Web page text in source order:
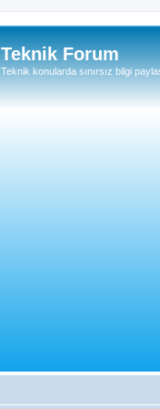
Teknik Forum
Teknik konularda sınırsız bilgi